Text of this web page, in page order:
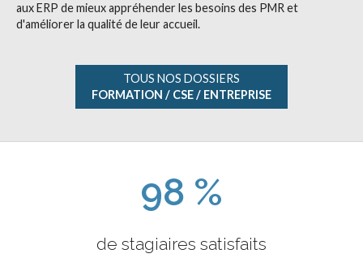
aux ERP de mieux appréhender les besoins des PMR et
d'améliorer la qualité de leur accueil.
TOUS NOS DOSSIERS
FORMATION / CSE / ENTREPRISE
98 %
de stagiaires satisfaits